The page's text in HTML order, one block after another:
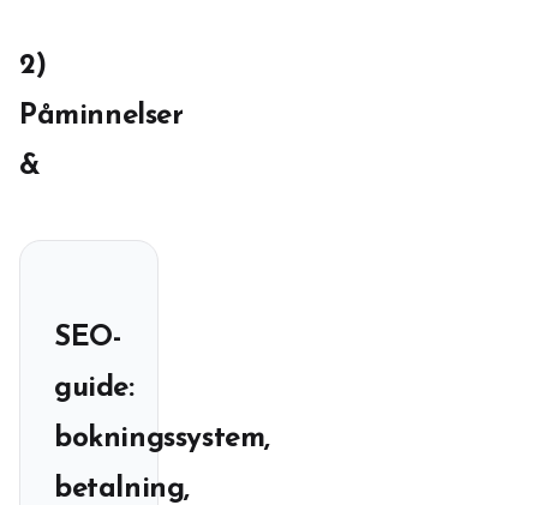
2)
Påminnelser
&
SEO-
guide:
bokningssystem,
betalning,